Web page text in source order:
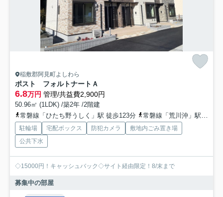
稲敷郡阿見町よしわら
ポスト フォルトナートＡ
6.8万円 管理/共益費2,900円
50.96㎡ (1LDK) /築2年 /2階建
常磐線「ひたち野うしく」駅 徒歩123分
常磐線「荒川沖」駅 徒歩144分
駐輪場 宅配ボックス 防犯カメラ
敷地内ごみ置き場
公共下水
◇15000円！キャッシュバック◇サイト経由限定！8/末まで
募集中の部屋